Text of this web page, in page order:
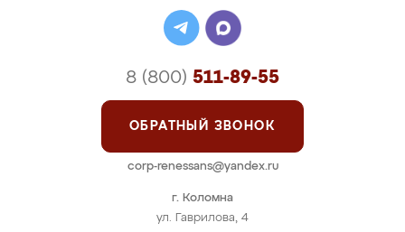
г. Коломна
ул. Гаврилова, 4
8 (800) 511-89-55
ОБРАТНЫЙ ЗВОНОК
corp-renessans@yandex.ru